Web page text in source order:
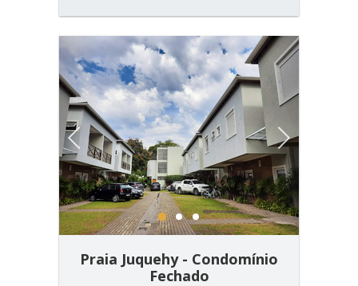
Previous Next
1 2 3
Praia Juquehy - Condomínio
Fechado